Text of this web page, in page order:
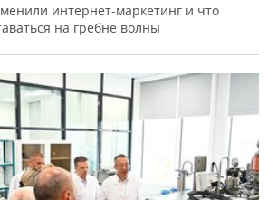
интернет-маркетинг и что
на гребне волны